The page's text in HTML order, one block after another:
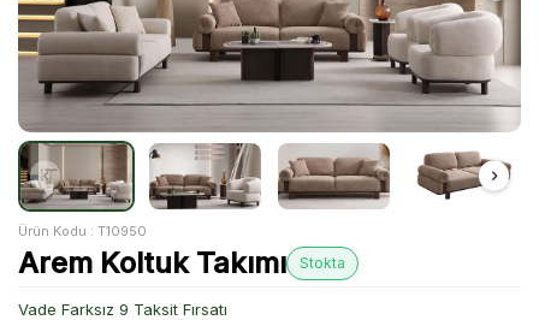
Ürün Kodu : T10950
Arem Koltuk Takımı Stokta
Vade Farksız 9 Taksit Fırsatı